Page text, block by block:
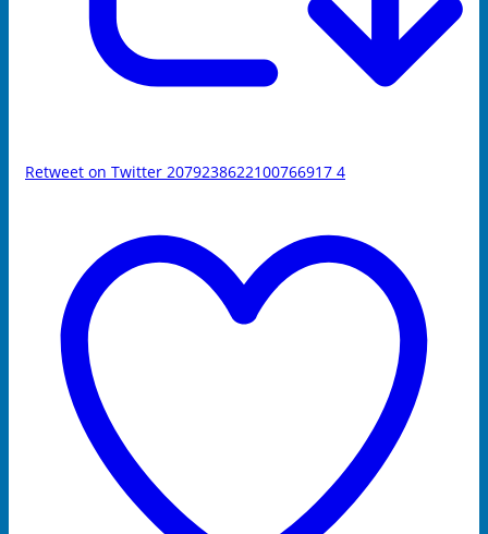
Retweet on Twitter 2079238622100766917 4